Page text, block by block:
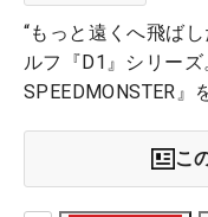
“もっと遠くへ飛ば
ルフ『D1』シリー
SPEEDMONSTER』
こ